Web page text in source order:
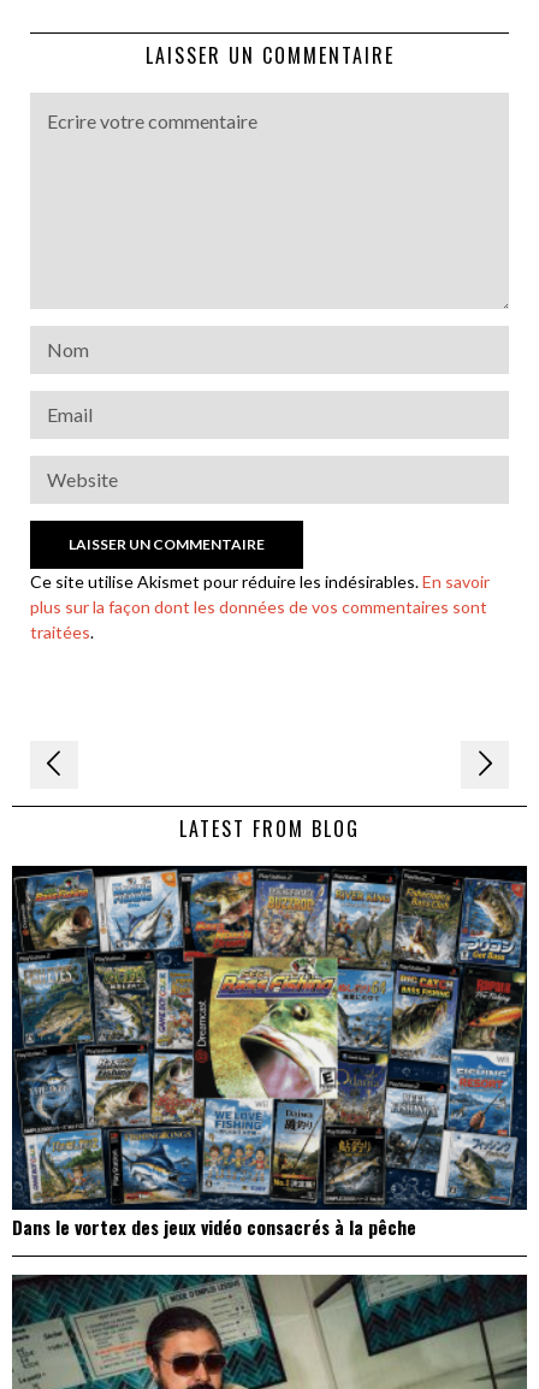
LAISSER UN COMMENTAIRE
Ce site utilise Akismet pour réduire les indésirables.En savoir
plus sur la façon dont les données de vos commentaires sont
traitées.
Navigation
de LATEST FROM BLOG
Dans le vortex des jeux vidéo consacrés à la pêche